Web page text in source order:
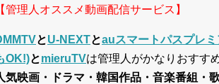
【管理人オススメ動画配信サービス】
とU-NEXTとauスマートパスプレ
OK!)とmieruTVは管理人がかなりおすす
気映画・ドラマ・韓国作品・音楽番組・